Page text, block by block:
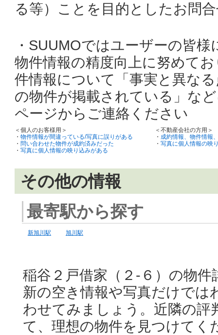
る等）ことを目的としたお問
・SUUMOではユーザーの皆
物件情報の精度向上に努めて
件情報について「事実と異な
の物件が掲載されている」な
ページからご連絡ください
＜個人のお客様用＞
・ 物件情報が間違っている/写真に誤りがある
・ 問い合わせた物件が成約済みだった
・ 写真に個人情報の映り込みがある
＜不動産会社の方用＞
・ 成約情報、物件情報
・ 写真に個人情報の映
その他の情報
最寄駅から探す
新旭川駅 旭川駅
稲谷２戸借家（２-６）の物
新の空き情報や写真だけでは
わせてみましょう。近隣の
て、理想の物件を見つけてく